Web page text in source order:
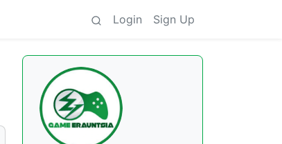
Login Sign Up